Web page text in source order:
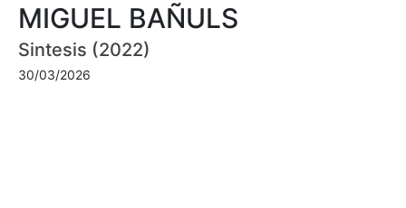
MIGUEL BAÑULS
Sintesis (2022)
30/03/2026